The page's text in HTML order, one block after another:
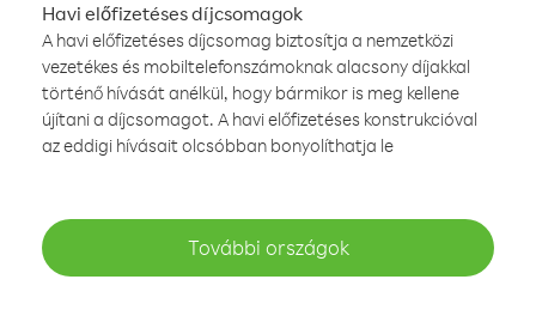
Havi előfizetéses díjcsomagok
A havi előfizetéses díjcsomag biztosítja a nemzetközi
vezetékes és mobiltelefonszámoknak alacsony díjakkal
történő hívását anélkül, hogy bármikor is meg kellene
újítani a díjcsomagot. A havi előfizetéses konstrukcióval
az eddigi hívásait olcsóbban bonyolíthatja le
További országok